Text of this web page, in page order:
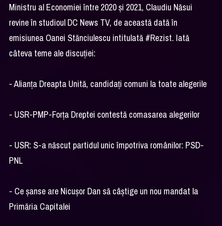
Ministru al Economiei între 2020 și 2021, Claudiu Năsui
revine în studioul DC News TV, de această dată în
emisiunea Oanei Stănciulescu intitulată #Rezist. Iată
câteva teme ale discuției:
- Alianța Dreapta Unită, candidați comuni la toate alegerile
- USR-PMP-Forța Dreptei contestă comasarea alegerilor
- USR: S-a născut partidul unic împotriva românilor: PSD-
PNL
- Ce șanse are Nicușor Dan să câștige un nou mandat la
Primăria Capitalei